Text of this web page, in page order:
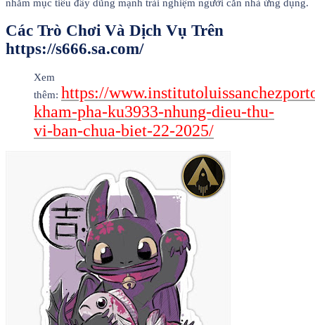
nhằm mục tiêu đẩy dũng mạnh trải nghiệm người căn nhà ứng dụng.
Các Trò Chơi Và Dịch Vụ Trên
https://s666.sa.com/
Xem
thêm: https://
kham-pha-ku3933-nhung-dieu-thu-
vi-ban-chua-biet-22-2025/